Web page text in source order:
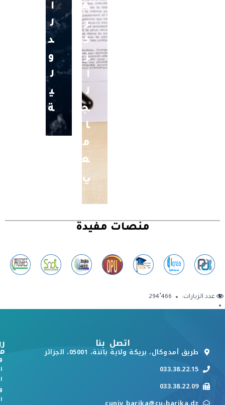
م
ر
ك
ز
ا
ل
ج
ا
م
ع
ي
ا
ل
د
و
ل
ي
ة
منصات مفيدة
عدد الزيارات: 294٬466
اتصل بنا
طريق أمدوكال، بريكة ولاية باتنة، 05001، الجزائر
033.38.22.15
033.38.22.09